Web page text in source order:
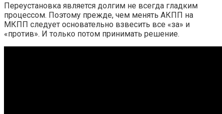
Переустановка является долгим не всегда гладким
процессом. Поэтому прежде, чем менять АКПП на
МКПП следует основательно взвесить все «за» и
«против». И только потом принимать решение.